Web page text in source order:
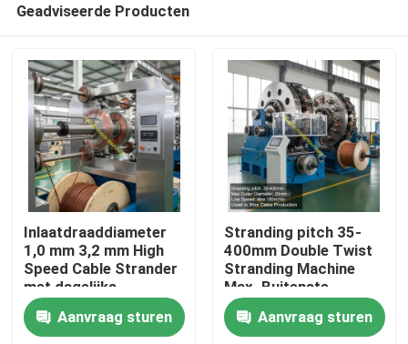
Thuis
Producten
Geadviseerde Producten
Inlaatdraaddiameter
1,0 mm 3,2 mm High
Speed Cable Strander
met dagelijks
werkvermogen 15 kW
voor kabelfabricage
Aanvraag sturen
Stranding pitch 35-
400mm Double Twist
Stranding Machine
Max. Buitenste
diameter 20mm
Lijnsnelheid Max.
Aanvraag sturen